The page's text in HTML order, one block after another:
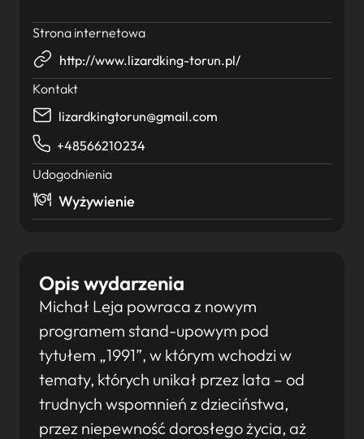
Opis wydarzenia
Michał Leja powraca z nowym
programem stand-upowym pod
tytułem „1991”, w którym wchodzi w
tematy, których unikał przez lata – od
trudnych wspomnień z dzieciństwa,
przez niepewność dorosłego życia, aż
Strona internetowa
http://www.lizardking-torun.pl/
Kontakt
lizardkingtorun@gmail.com
+48566210234
Udogodnienia
Wyżywienie